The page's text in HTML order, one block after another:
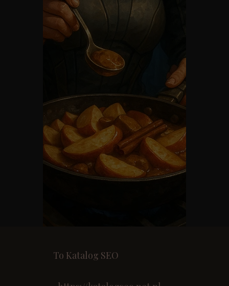
To Katalog SEO